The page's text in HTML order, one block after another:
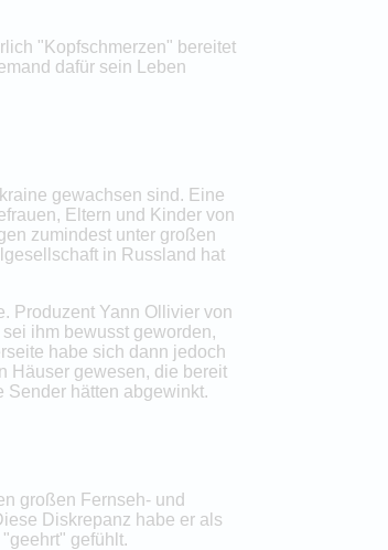
"Kopfschmerzen" bereitet
dafür sein Leben
gewachsen sind. Eine
Eltern und Kinder von
zumindest unter großen
in Russland hat
Produzent Yann Ollivier von
ihm bewusst geworden,
habe sich dann jedoch
Häuser gewesen, die bereit
Sender hätten abgewinkt.
großen Fernseh- und
Diskrepanz habe er als
gefühlt.